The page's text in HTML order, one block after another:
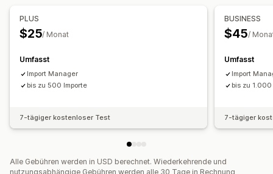
Dateimanagement
PLUS
$25/ Monat
Umfasst
Import Manager
bis zu 500 Importe
7-tägiger kostenloser Test
BUSINESS
$45/
Umfasst
Import
bis zu 1.000
7-tägiger
Alle Gebühren werden in USD berechnet. Wiederkehrende und
nutzungsabhängige Gebühren werden alle 30 Tage in Rechnung